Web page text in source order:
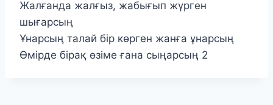
Жалғанда жалғыз, жабығып жүрген
шығарсың
Ұнарсың талай бір көрген жанға ұнарсың
Өмірде бірақ өзіме ғана сыңарсың 2